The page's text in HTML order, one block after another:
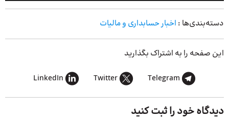
دسته‌بندی‌ها : اخبار حسابداری و مالیات
این صفحه را به اشتراک بگذارید
Telegram
Twitter
LinkedIn
دیدگاه خود را ثبت کنید